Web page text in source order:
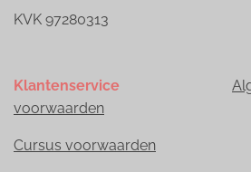
KVK 97280313
Klantenservice
voorwaarden
Cursus voorwaarden